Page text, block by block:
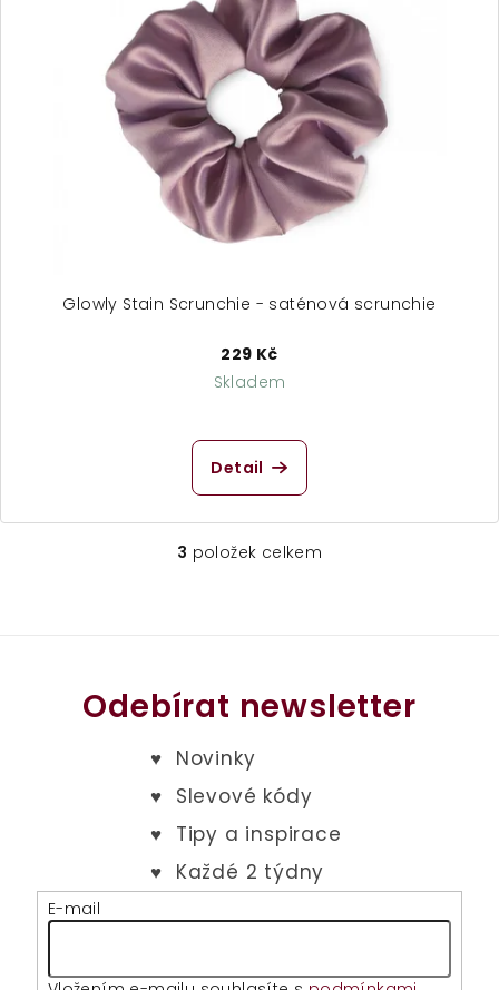
Glowly Stain Scrunchie - saténová scrunchie
229 Kč
Skladem
hodnocení
produktu
z
5
Detail
O
a
c
p
r
v
k
y
v
ý
i
3 položek celkem
Odebírat newsletter
E-mail